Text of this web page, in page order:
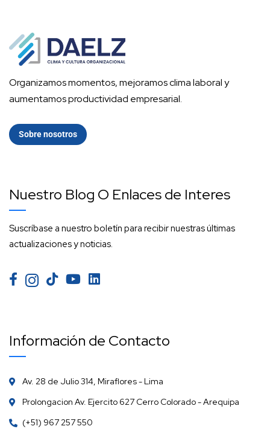
Organizamos momentos, mejoramos clima laboral y
aumentamos productividad empresarial.
Sobre nosotros
Nuestro Blog O Enlaces de Interes
Suscríbase a nuestro boletín para recibir nuestras últimas
actualizaciones y noticias.
Información de Contacto
Av. 28 de Julio 314, Miraflores - Lima
Prolongacion Av. Ejercito 627 Cerro Colorado - Arequipa
(+51) 967 257 550